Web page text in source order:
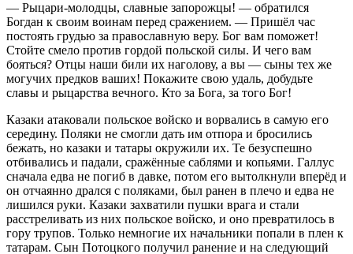
— Рыцари-молодцы, славные запорожцы! — обратился
Богдан к своим воинам перед сражением. — Пришёл час
постоять грудью за православную веру. Бог вам поможет!
Стойте смело против гордой польской силы. И чего вам
бояться? Отцы наши били их наголову, а вы — сыны тех же
могучих предков ваших! Покажите свою удаль, добудьте
славы и рыцарства вечного. Кто за Бога, за того Бог!
Казаки атаковали польское войско и ворвались в самую его
середину. Поляки не смогли дать им отпора и бросились
бежать, но казаки и татары окружили их. Те безуспешно
отбивались и падали, сражённые саблями и копьями. Галлус
сначала едва не погиб в давке, потом его вытолкнули вперёд и
он отчаянно дрался с поляками, был ранен в плечо и едва не
лишился руки. Казаки захватили пушки врага и стали
расстреливать из них польское войско, и оно превратилось в
гору трупов. Только немногие их начальники попали в плен к
татарам. Сын Потоцкого получил ранение и на следующий